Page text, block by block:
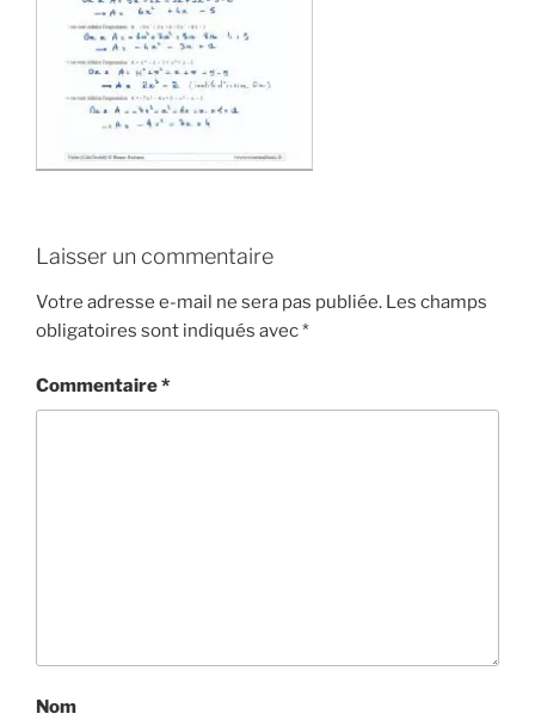
Laisser un commentaire
Votre adresse e-mail ne sera pas publiée. Les champs
obligatoires sont indiqués avec*
Commentaire*
Nom